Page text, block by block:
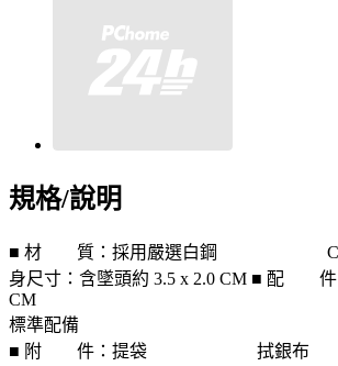
規格/說明
■ 材 質：採用嚴選白鋼 Cubic
身尺寸：含墜頭約 3.5 x 2.0 CM ■ 配 件
CM
標準配備
■ 附 件：提袋 拭銀